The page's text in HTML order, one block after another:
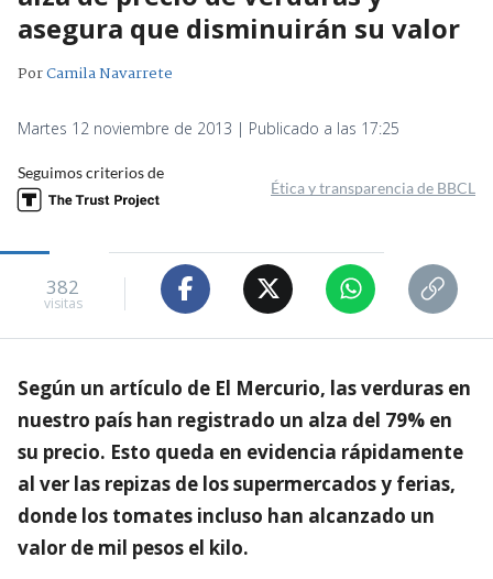
asegura que disminuirán su valor
PorCamila Navarrete
Martes 12 noviembre de 2013 | Publicado a las 17:25
Seguimos criterios de
Ética y transparencia de BBCL
382
visitas
Según un artículo de El Mercurio, las verduras en
nuestro país han registrado un alza del 79% en
su precio. Esto queda en evidencia rápidamente
al ver las repizas de los supermercados y ferias,
donde los tomates incluso han alcanzado un
valor de mil pesos el kilo.